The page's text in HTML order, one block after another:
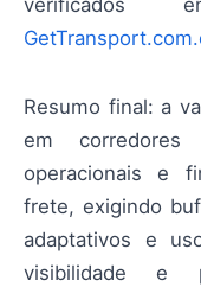
Resumo final: a
em corredores
operacionais e
frete, exigindo
adaptativos e
visibilidade e